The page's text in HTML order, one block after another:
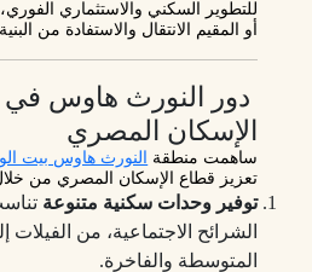
للتطوير السكني والاستثماري الفوري
أو المقيم الانتقال والاستفادة من
دور النورث هاوس
الإسكان المصري
ساهمت منطقة النورث هاوس بيت
تعزيز قطاع الإسكان المصري من
توفير وحدات سكنية متنوعة
الشرائح الاجتماعية، من
المتوسطة والفاخرة.